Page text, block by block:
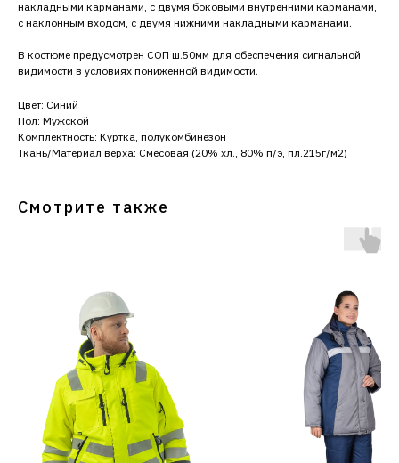
накладными карманами, с двумя боковыми внутренними карманами,
с наклонным входом, с двумя нижними накладными карманами.
В костюме предусмотрен СОП ш.50мм для обеспечения сигнальной
видимости в условиях пониженной видимости.
Цвет: Синий
Пол: Мужской
Комплектность: Куртка, полукомбинезон
Ткань/Материал верха: Смесовая (20% хл., 80% п/э, пл.215г/м2)
Смотрите также